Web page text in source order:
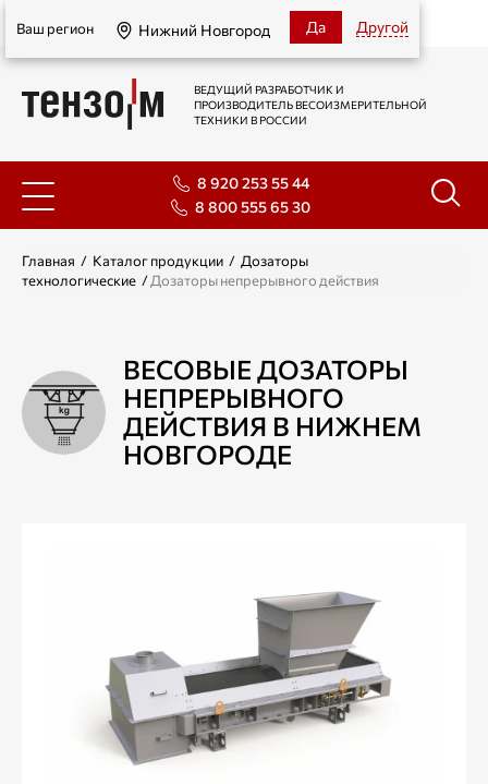
Нижний Новгород
Ваш регион Нижний Новгород Да Другой
ВЕДУЩИЙ РАЗРАБОТЧИК И
ПРОИЗВОДИТЕЛЬ ВЕСОИЗМЕРИТЕЛЬНОЙ
ТЕХНИКИ В РОССИИ
8 920 253 55 44
8 800 555 65 30
Главная / Каталог продукции / Дозаторы
технологические /Дозаторы непрерывного действия
ВЕСОВЫЕ ДОЗАТОРЫ
НЕПРЕРЫВНОГО
ДЕЙСТВИЯ В НИЖНЕМ
НОВГОРОДЕ